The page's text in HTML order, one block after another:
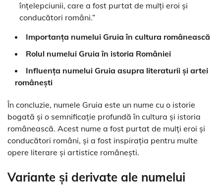
înțelepciunii, care a fost purtat de mulți eroi și
conducători români.”
Importanța numelui Gruia în cultura românească
Rolul numelui Gruia în istoria României
Influența numelui Gruia asupra literaturii și artei
românești
În concluzie, numele Gruia este un nume cu o istorie
bogată și o semnificație profundă în cultura și istoria
românească. Acest nume a fost purtat de mulți eroi și
conducători români, și a fost inspirația pentru multe
opere literare și artistice românești.
Variante și derivate ale numelui